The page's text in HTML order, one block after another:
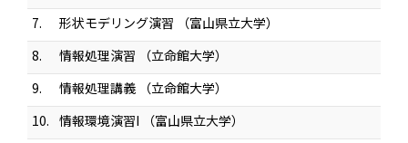
7.
形状モデリング演習 （富山県立大学）
8.
情報処理演習 （立命館大学）
9.
情報処理講義 （立命館大学）
10. 情報環境演習I （富山県立大学）